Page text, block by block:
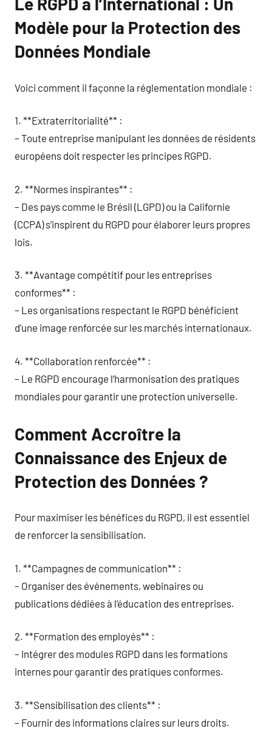
Modèle pour la Protection des
Données Mondiale
Voici comment il façonne la réglementation mondiale :
1. **Extraterritorialité** :
– Toute entreprise manipulant les données de résidents
européens doit respecter les principes RGPD.
2. **Normes inspirantes** :
– Des pays comme le Brésil (LGPD) ou la Californie
(CCPA) s’inspirent du RGPD pour élaborer leurs propres
lois.
3. **Avantage compétitif pour les entreprises
conformes** :
– Les organisations respectant le RGPD bénéficient
d’une image renforcée sur les marchés internationaux.
4. **Collaboration renforcée** :
– Le RGPD encourage l’harmonisation des pratiques
mondiales pour garantir une protection universelle.
Comment Accroître la
Connaissance des Enjeux de
Protection des Données ?
Pour maximiser les bénéfices du RGPD, il est essentiel
de renforcer la sensibilisation.
1. **Campagnes de communication** :
– Organiser des événements, webinaires ou
publications dédiées à l’éducation des entreprises.
2. **Formation des employés** :
– Intégrer des modules RGPD dans les formations
internes pour garantir des pratiques conformes.
3. **Sensibilisation des clients** :
– Fournir des informations claires sur leurs droits.